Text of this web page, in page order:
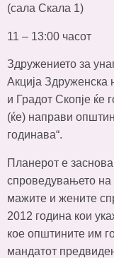
(сала Скала 1)
11 – 13:00 часот
Здружението за
Акција Здруженска
и Градот Скопје ќе
(ќе) направи
годинава“.
Планерот е
спроведувањето на
мажите и жените
2012 година кои
кое општините им
мандатот